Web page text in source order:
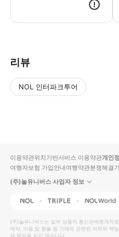
리뷰
NOL 인터파크투어
입니
다.
높
은
동
영
순
상
이용약관위치기반서비스 이용약관개인
여행자보험 가입안내여행약관분쟁해결
(주)놀유니버스 사업자 정보
NOL Triple Interpark
(주)놀유니버스는 일부 상품의 통신판매중개자
예약, 이용 및 환불 등 거래와 관련된 의무와 책
체 책임을 지지 않습니다.